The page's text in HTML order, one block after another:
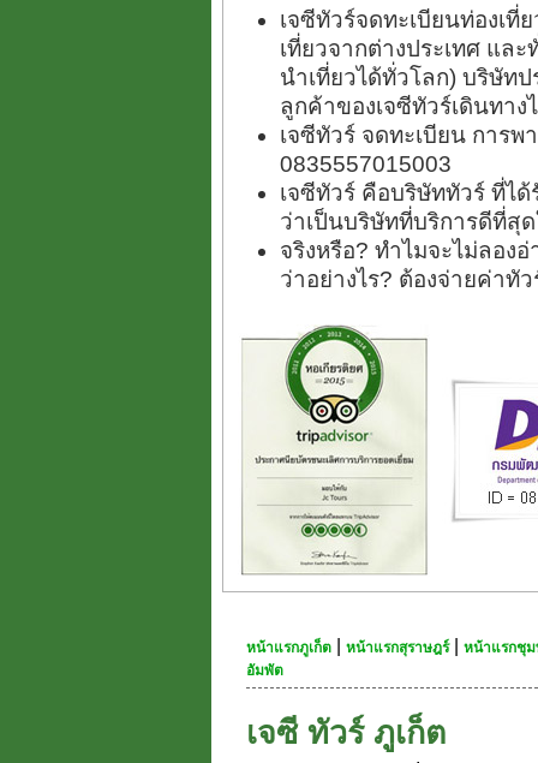
เจซีทัวร์จดทะเบียนท่องเที่
เที่ยวจากต่างประเทศ แล
นำเที่ยวได้ทั่วโลก) บริษัท
ลูกค้าของเจซีทัวร์เดินทาง
เจซีทัวร์ จดทะเบียน การ
0835557015003
เจซีทัวร์ คือบริษัททัวร์ ที่ไ
ว่าเป็นบริษัทที่บริการดีที่สุ
จริงหรือ? ทำไมจะไม่ลอง
ว่าอย่างไร? ต้องจ่ายค่าทั
หน้าแรกภูเก็ต หน้าแรกสุราษฎร์|
หน้าแรกชุม
อัมพัต
เจซี ทัวร์ ภูเก็ต